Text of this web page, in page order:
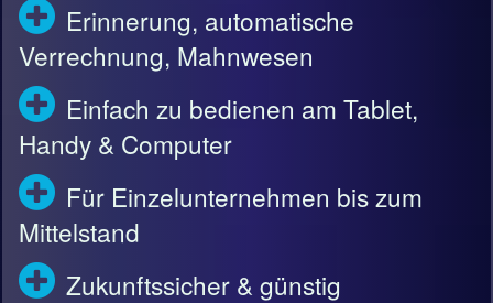
Erinnerung, automatische
Verrechnung, Mahnwesen
Einfach zu bedienen am Tablet,
Handy & Computer
Für Einzelunternehmen bis zum
Mittelstand
Zukunftssicher & günstig